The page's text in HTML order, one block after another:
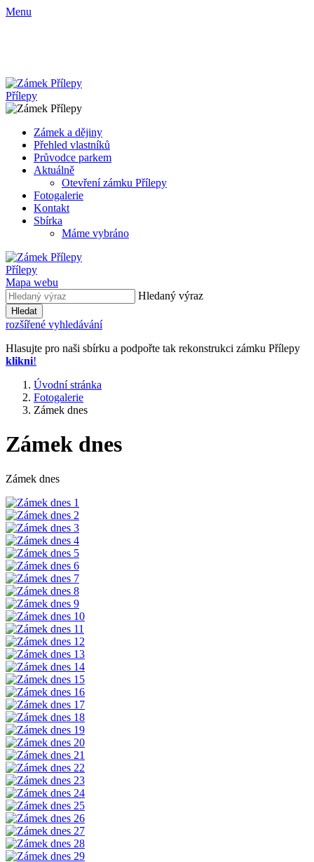
Menu
Přílepy
Zámek a dějiny
Přehled vlastníků
Průvodce parkem
Aktuálně
Otevření zámku Přílepy
Fotogalerie
Kontakt
Sbírka
Máme vybráno
Přílepy
Mapa webu
Hledaný výraz
Hledat
rozšířené vyhledávání
Hlasujte pro naši sbírku a podpořte tak rekonstrukci zámku Přílepy
klikni!
Úvodní stránka
Fotogalerie
Zámek dnes
Zámek dnes
Zámek dnes